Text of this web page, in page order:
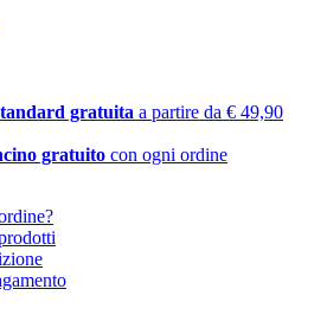
gratuita a partire da € 49,90
gratuito con ogni ordine